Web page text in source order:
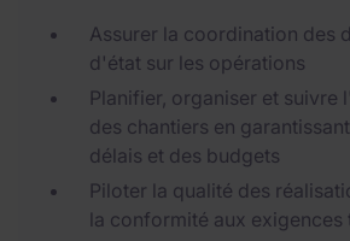
Assurer la coordination des
d'état sur les opérations
Planifier, organiser et suivre
des chantiers en
délais et des budgets
Piloter la qualité des
la conformité aux exigences